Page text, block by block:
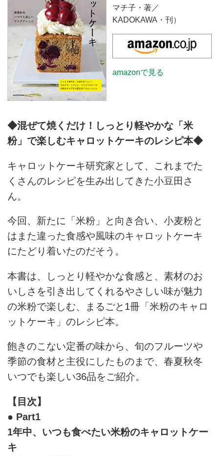
マチ子・著／
KADOKAWA・刊）
amazonで見る
◆混ぜて焼くだけ！しっとり軽やかな「米
粉」で楽しむキャロットケーキのレシピ本◆
キャロットケーキ研究家として、これまでた
くさんのレシピを生み出してきた小豆田さ
ん。
今回、新たに「米粉」と向き合い、小麦粉と
はまた違った食感や風味のキャロットケーキ
にたどり着いたのだそう。
本書は、しっとり軽やかな食感と、素材のお
いしさを引き出してくれるやさしい味が魅力
の米粉で楽しむ、まるごと1冊「米粉のキャロ
ットケーキ」のレシピ本。
飽きのこない定番の味から、旬のフルーツや
季節の食材と主役にしたものまで、春夏秋冬
いつでも楽しい36品をご紹介。
【目次】
● Part1
1年中、いつも食べたい米粉のキャロットケー
キ